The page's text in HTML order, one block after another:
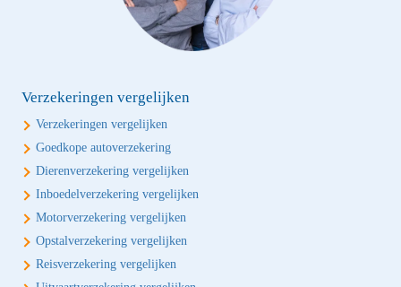
Verzekeringen vergelijken
Verzekeringen vergelijken
Goedkope autoverzekering
Dierenverzekering vergelijken
Inboedelverzekering vergelijken
Motorverzekering vergelijken
Opstalverzekering vergelijken
Reisverzekering vergelijken